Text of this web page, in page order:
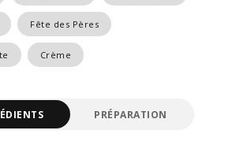
Fête des Pères
Crème
PRÉPARATION